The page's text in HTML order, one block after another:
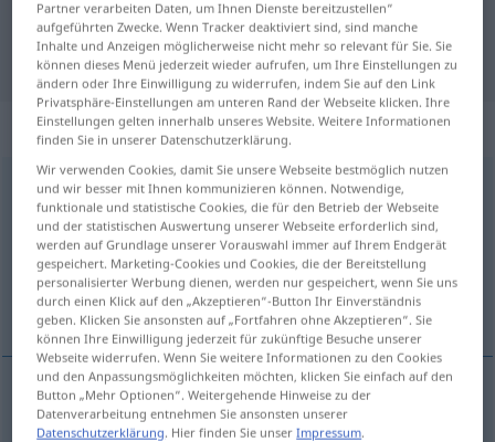
"besproeien" Deutsch Übersetzung
„besproeien“: werkwoord
besproeien [-ˈspruˑĭə(n)]v <besproeien>
Übersicht aller Übersetzungen
(Für mehr Details die Übersetzung anklicken/antippen)
begießen, berieseln, sprengen
begießen besproeien
Partner verarbeiten Daten, um Ihnen Dienste bereitzustellen“
aufgeführten Zwecke. Wenn Tracker deaktiviert sind, sind manche
Inhalte und Anzeigen möglicherweise nicht mehr so relevant für Sie. Sie
können dieses Menü jederzeit wieder aufrufen, um Ihre Einstellungen zu
ändern oder Ihre Einwilligung zu widerrufen, indem Sie auf den Link
Privatsphäre-Einstellungen am unteren Rand der Webseite klicken. Ihre
Einstellungen gelten innerhalb unseres Website. Weitere Informationen
finden Sie in unserer Datenschutzerklärung.
Wir verwenden Cookies, damit Sie unsere Webseite bestmöglich nutzen
und wir besser mit Ihnen kommunizieren können. Notwendige,
funktionale und statistische Cookies, die für den Betrieb der Webseite
und der statistischen Auswertung unserer Webseite erforderlich sind,
werden auf Grundlage unserer Vorauswahl immer auf Ihrem Endgerät
gespeichert. Marketing-Cookies und Cookies, die der Bereitstellung
personalisierter Werbung dienen, werden nur gespeichert, wenn Sie uns
durch einen Klick auf den „Akzeptieren“-Button Ihr Einverständnis
geben. Klicken Sie ansonsten auf „Fortfahren ohne Akzeptieren“. Sie
können Ihre Einwilligung jederzeit für zukünftige Besuche unserer
Webseite widerrufen. Wenn Sie weitere Informationen zu den Cookies
und den Anpassungsmöglichkeiten möchten, klicken Sie einfach auf den
Button „Mehr Optionen“. Weitergehende Hinweise zu der
Datenverarbeitung entnehmen Sie ansonsten unserer
Datenschutzerklärung. Hier finden Sie unserImpressum.